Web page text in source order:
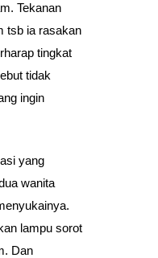
Tekanan
tsb ia rasakan
tingkat
tidak
ingin
yang
wanita
lampu sorot
Dan